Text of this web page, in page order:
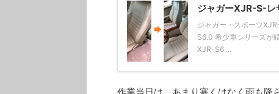
ジャガーXJR-S-
ジャガー・スポーツ
S6.0 希少車シリーズが
XJR-S6 ...